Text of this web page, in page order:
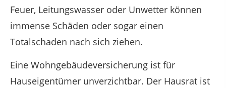
Feuer, Leitungswasser oder Unwetter können
immense Schäden oder sogar einen
Totalschaden nach sich ziehen.
Eine Wohngebäudeversicherung ist für
Hauseigentümer unverzichtbar. Der Hausrat ist